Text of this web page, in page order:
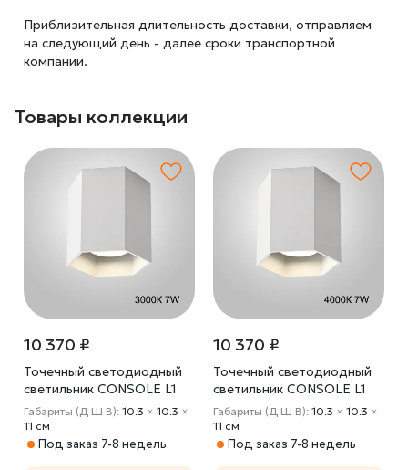
Приблизительная длительность доставки, отправляем
на следующий день - далее сроки транспортной
компании.
Товары коллекции
10 370 ₽
Точечный светодиодный
светильник CONSOLE L1
White 3000К 7W
Габариты (Д Ш В): 10.3 × 10.3 ×
11 cм
Под заказ 7-8 недель
10 370 ₽
Точечный светодиодный
светильник CONSOLE L1
White 4000К 7W
Габариты (Д Ш В): 10.3 × 10.3 ×
11 cм
Под заказ 7-8 недель